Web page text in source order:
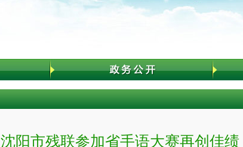
沈阳市残联参加省手语大赛再创佳绩